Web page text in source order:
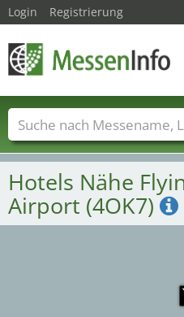
Hotels Nähe
Airport (4OK7)
Login Registrierung
Messenamen Länder
Dienstleisterbranchen